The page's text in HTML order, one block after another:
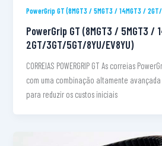
PowerGrip GT (8MGT3 / 5MGT3 / 14MGT3 /
PowerGrip GT (8MGT3 / 5MGT3 /
2GT/3GT/5GT/8YU/EV8YU)
CORREIAS POWERGRIP GT As correias
com uma combinação altamente
para reduzir os custos iniciais